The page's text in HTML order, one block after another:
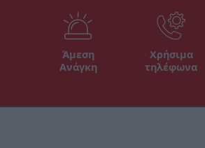
Άμεση
Ανάγκη
Χρήσιμα
τηλέφωνα